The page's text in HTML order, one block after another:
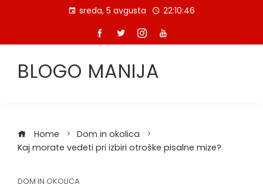
sreda, 5 avgusta 22:10:46
BLOGO MANIJA
Home
Dom in okolica
Kaj morate vedeti pri izbiri otroške pisalne mize?
DOM IN OKOLICA